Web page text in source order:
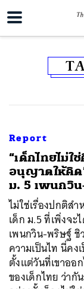
Report
“เด็กไทยไม่ใ
อนุญาตให้คิด
ม. 5 เพนกวิ
ไม่ใช่เรื่องปกติส
เด็ก ม.5 ที่เพิ่งจ
เพนกวิน-พริษฐ์ ชิ
ความเป็นไท นี่ค
ตั้งแต่วันที่เขาออ
ของเด็กไทย ว่ากั